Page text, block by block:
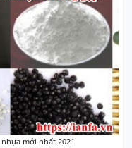
mới nhất 2021